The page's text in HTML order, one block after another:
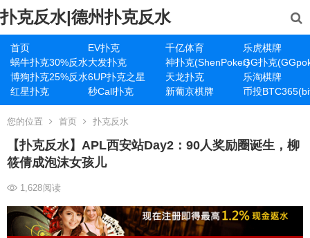
扑克反水|德州扑克反水
首页 EV扑克 千亿体育
乐虎棋牌
蜗牛扑克30%反水大发扑克 神扑克(ShenPoker)GG扑克
博狗扑克25%反水6UP扑克之星 天龙扑克
乐淘棋牌
红星扑克
秒Call扑克 新葡京棋牌 币投
您的位置 首页 扑克反水
【扑克反水】APL西安站Day2：90人奖励圈诞生，柳
筱倩成泡沫女孩儿
1,628阅读